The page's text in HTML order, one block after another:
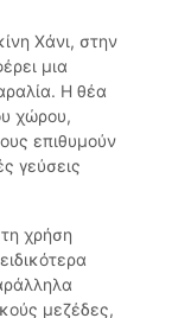
Χάνι, στην
μια
Η θέα
χώρου,
επιθυμούν
γεύσεις
χρήση
μεζέδες,